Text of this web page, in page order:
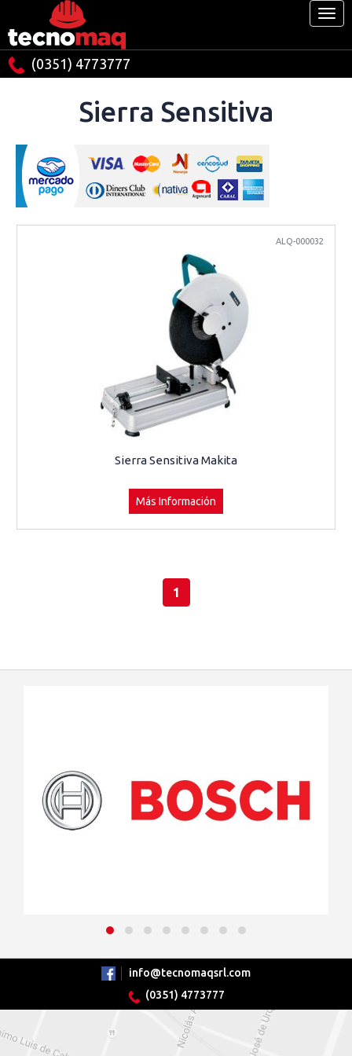
(0351) 4773777
Sierra Sensitiva
ALQ-000032
Sierra Sensitiva Makita
Más Información
1
info@tecnomaqsrl.com
(0351) 4773777